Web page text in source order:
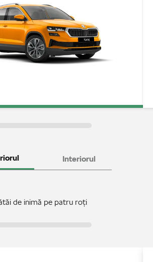
Interiorul
de inimă pe patru roți